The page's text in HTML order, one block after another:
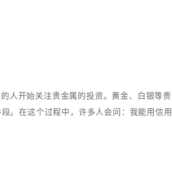
人开始关注贵金属的投资。黄金、白银等贵
。在这个过程中，许多人会问：我能用信用